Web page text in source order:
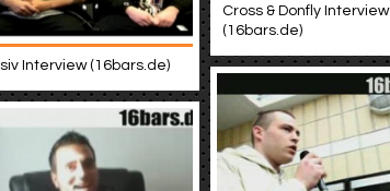
Cross & Donfly Interview
(16bars.de)
Interview (16bars.de)